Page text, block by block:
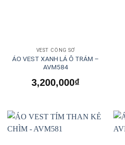
VEST CÔNG SỞ
ÁO VEST XANH LÁ Ô TRÁM –
AVM584
3,200,000₫